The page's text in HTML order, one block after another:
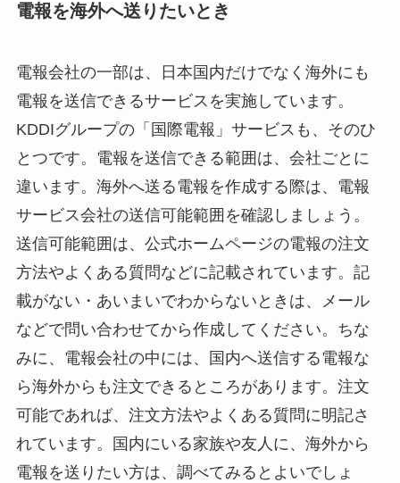
電報を海外へ送りたいとき
電報会社の一部は、日本国内だけでなく海外にも
電報を送信できるサービスを実施しています。
KDDIグループの「国際電報」サービスも、そのひ
とつです。電報を送信できる範囲は、会社ごとに
違います。海外へ送る電報を作成する際は、電報
サービス会社の送信可能範囲を確認しましょう。
送信可能範囲は、公式ホームページの電報の注文
方法やよくある質問などに記載されています。記
載がない・あいまいでわからないときは、メール
などで問い合わせてから作成してください。ちな
みに、電報会社の中には、国内へ送信する電報な
ら海外からも注文できるところがあります。注文
可能であれば、注文方法やよくある質問に明記さ
れています。国内にいる家族や友人に、海外から
電報を送りたい方は、調べてみるとよいでしょ